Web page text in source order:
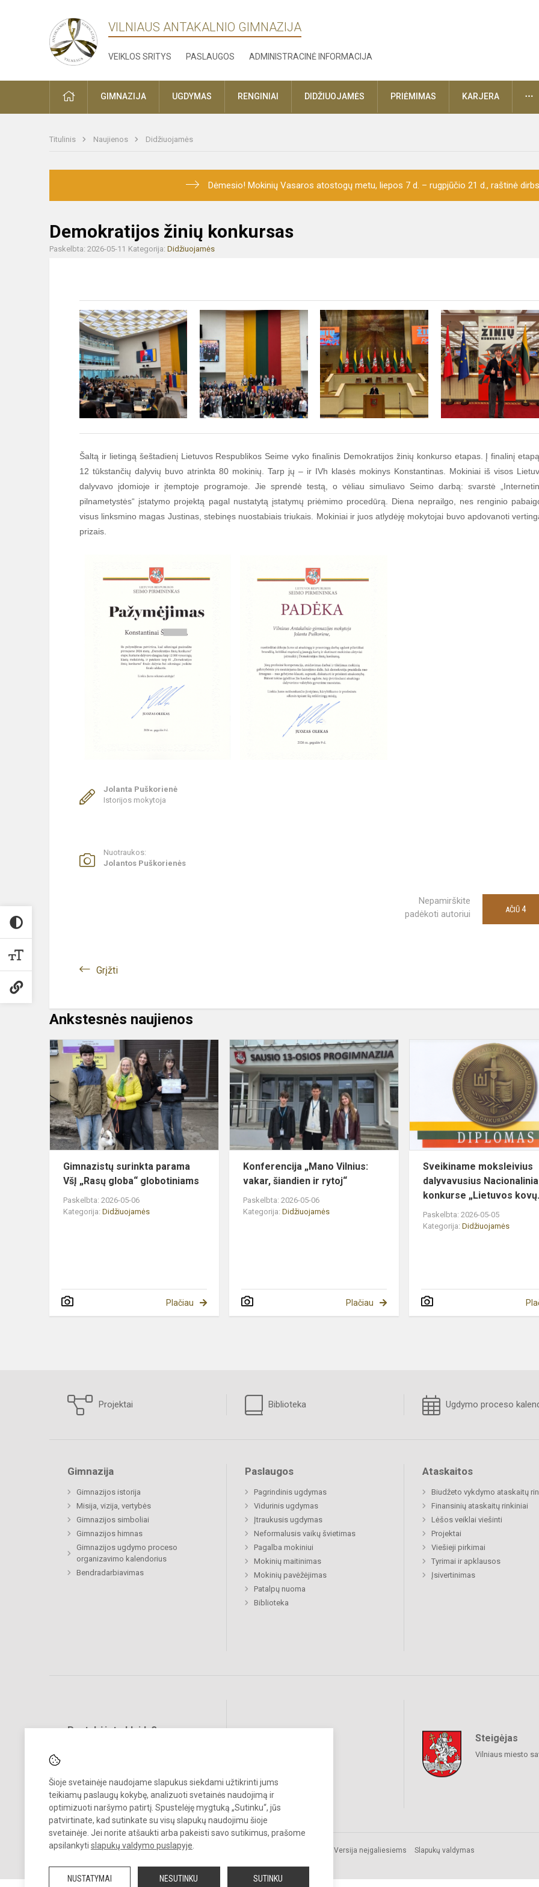
Šioje svetainėje naudojame slapukus siekdami užtikrinti jums
teikiamų paslaugų kokybę, analizuoti svetainės naudojimą ir
optimizuoti naršymo patirtį. Spustelėję mygtuką „Sutinku“, jūs
patvirtinate, kad sutinkate su visų slapukų naudojimu šioje
svetainėje. Jei norite atšaukti arba pakeisti savo sutikimus, prašome
apsilankyti slapukų valdymo puslapyje
NUSTATYMAI NESUTINKU SUTINKU
VILNIAUS ANTAKALNIO GIMNAZIJA
VEIKLOS SRITYS PASLAUGOS ADMINISTRACINĖ INFORMACIJA
PRADŽIAGIMNAZIJA UGDYMAS RENGINIAI DIDŽIUOJAMĖS PRIĖMIMAS KARJERA
Titulinis Naujienos Didžiuojamės
Dėmesio! Mokinių Vasaros atostogų metu, liepos 7 d. – rugpjūčio 21 d., raštinė
Demokratijos žinių konkursas
Paskelbta: 2026-05-11 Kategorija: Didžiuojamės
Šaltą ir lietingą šeštadienį Lietuvos Respublikos Seime vyko finalinis Demokratijos žinių konkurso etapas. Į finalinį
12 tūkstančių dalyvių buvo atrinkta 80 mokinių. Tarp jų – ir IVh klasės mokinys Konstantinas. Mokiniai iš visos
dalyvavo įdomioje ir įtemptoje programoje. Jie sprendė testą, o vėliau simuliavo Seimo darbą: svarstė
pilnametystės“ įstatymo projektą pagal nustatytą įstatymų priėmimo procedūrą. Diena neprailgo, nes renginio
visus linksmino magas Justinas, stebinęs nuostabiais triukais. Mokiniai ir juos atlydėję mokytojai buvo apdovanoti
prizais.
Jolanta Puškorienė
Istorijos mokytoja
Nuotraukos:
Jolantos Puškorienės
Nepamirškite
padėkoti autoriui
AČIŪ 4
Grįžti
Ankstesnės naujienos
Gimnazistų
surinkta
parama
VšĮ
„Rasų
globa“
globotiniams
Gimnazistų surinkta parama
VšĮ „Rasų globa“ globotiniams
Paskelbta: 2026-05-06
Kategorija: Didžiuojamės
Plačiau
Konferencija
„Mano
Vilnius:
vakar,
rytoj“
Konferencija „Mano Vilnius:
vakar, šiandien ir rytoj“
Paskelbta: 2026-05-06
Kategorija:Didžiuojamės
Plačiau
Sveikiname moksleivius
dalyvavusius
konkurse „Lietuvos
Paskelbta: 2026-05-05
Kategorija:Didžiuojamės
Projektai Biblioteka Ugdymo proceso
Gimnazija
Gimnazijos istorija
Misija, vizija, vertybės
Gimnazijos simboliai
Gimnazijos himnas
Gimnazijos ugdymo proceso
organizavimo kalendorius
Bendradarbiavimas
Paslaugos
Pagrindinis ugdymas
Vidurinis ugdymas
Įtraukusis ugdymas
Neformalusis vaikų švietimas
Pagalba mokiniui
Mokinių maitinimas
Mokinių pavėžėjimas
Patalpų nuoma
Biblioteka
Ataskaitos
Biudžeto vykdymo ataskaitų
Finansinių ataskaitų rinkiniai
Lėšos veiklai viešinti
Projektai
Viešieji pirkimai
Tyrimai ir apklausos
Įsivertinimas
Pastabėjote klaidų?
Steigėjas
Vilniaus miesto
© 2026. Vilniaus Antakalnio gimnazija. Visos teisės saugomos.
Versija neįgaliesiems Slapukų valdymas